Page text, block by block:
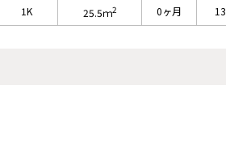
1K 25.5ｍ2 0ヶ月